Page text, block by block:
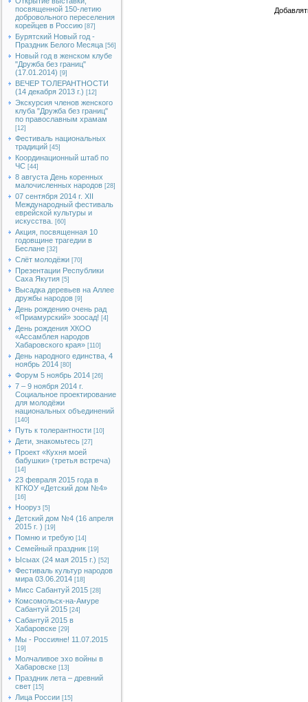
посвященной 150-летию
добровольного переселения
корейцев в Россию [87]
Бурятский Новый год -
Праздник Белого Месяца [56]
Новый год в женском клубе
"Дружба без границ"
(17.01.2014) [9]
ВЕЧЕР ТОЛЕРАНТНОСТИ
(14 декабря 2013 г.) [12]
Экскурсия членов женского
клуба "Дружба без границ"
по православным храмам
[12]
Фестиваль национальных
традиций [45]
Координационный штаб по
ЧС [44]
8 августа День коренных
малочисленных народов [28]
07 сентября 2014 г. XII
Международный фестиваль
еврейской культуры и
искусства.
[60]
Акция, посвященная 10
годовщине трагедии в
Беслане [32]
Слёт молодёжи [70]
Презентации Республики
Саха Якутия [5]
Высадка деревьев на Аллее
дружбы народов [9]
День рождению очень рад
«Приамурский» зоосад! [4]
День рождения ХКОО
«Ассамблея народов
Хабаровского края» [110]
День народного единства, 4
ноябрь 2014 [80]
Форум 5 ноябрь 2014 [26]
7 – 9 ноября 2014 г.
Социальное проектирование
для молодёжи
национальных объединений
[140]
Путь к толерантности [10]
Дети, знакомьтесь [27]
Проект «Кухня моей
бабушки» (третья встреча)
[14]
23 февраля 2015 года в
КГКОУ «Детский дом №4»
[16]
Нооруз [5]
Детский дом №4 (16 апреля
2015 г. ) [19]
Помню и требую [14]
Семейный праздник [19]
Ысыах (24 мая 2015 г.) [52]
Фестиваль культур народов
мира 03.06.2014 [18]
Мисс Сабантуй 2015 [28]
Комсомольск-на-Амуре
Сабантуй 2015 [24]
Сабантуй 2015 в
Хабаровске [29]
Мы - Россияне! 11.07.2015
[19]
Молчаливое эхо войны в
Хабаровске [13]
Праздник лета – древний
свет [15]
Лица России [15]